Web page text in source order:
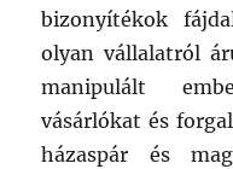
bizonyítékok
olyan vállalatról
manipulált
vásárlókat és
házaspár és